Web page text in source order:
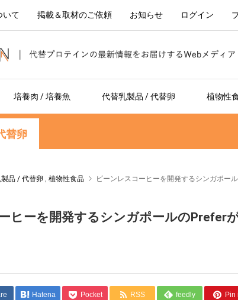
いて 掲載＆取材のご依頼 お知らせ ログイン
培養肉 / 培養魚 代替乳製品 / 代替卵 植物性
替卵
品 / 代替卵 , 植物性食品 ビーンレスコーヒーを開発するシンガポー
ヒーを開発するシンガポールのPrefer
Hatena Pocket RSS feedly Pin